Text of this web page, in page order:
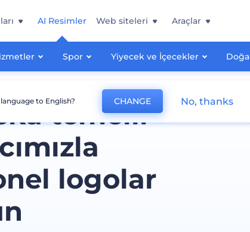
AI Resimler
Spor Yiyecek ve İçecekler Doğa
Web siteleri Araçlar
temelli
logolar
to English? CHANGE No, thanks